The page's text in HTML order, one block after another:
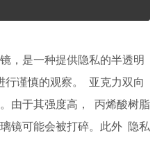
，是一种提供隐私的半透明
谨慎的观察。 亚克力双向
由于其强度高， 丙烯酸树脂
镜可能会被打碎。此外 隐私